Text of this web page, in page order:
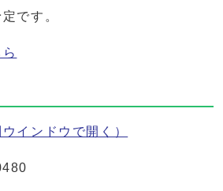
です。
ウインドウで開く）